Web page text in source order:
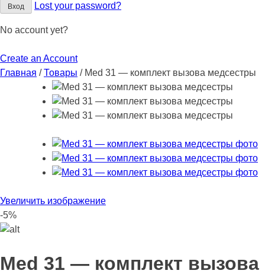
Вход Lost your password?
No account yet?
Create an Account
Главная /Товары / Med 31 — комплект вызова медсестры
Увеличить изображение
-5%
Med 31 — комплект вызова